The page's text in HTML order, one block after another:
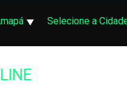
Selecione a